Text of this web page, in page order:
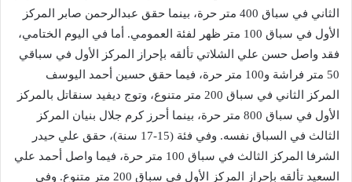
الثاني في سباق 400 متر حرة، بينما حقق عبدالرحمن صابر المركز
الأول في سباق 100 متر ظهر لفئة العمومي. أما في اليوم الختامي،
فقد واصل حسن علي الشلاتي تألقه بإحراز المركز الأول في سباقي
50 متر فراشة و100 متر حرة، فيما حقق حسين أحمد اليوسف
المركز الثاني في سباق 200 متر متنوع، وتوج ديفيد سنقاتل بالمركز
الأول في سباق 800 متر حرة، بينما أحرز كرم جلال بنيان المركز
الثالث في السباق نفسه. وفي فئة (15-17 سنة)، حقق علي حيدر
الشرفا المركز الثالث في سباق 100 متر حرة، فيما واصل أحمد علي
السعيد تألقه بإحراز المركز الأول في سباق 200 متر متنوع. وفي